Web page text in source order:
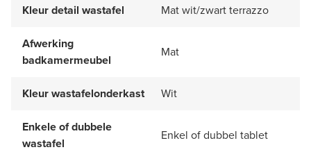
Kleur detail wastafel Mat wit/zwart terrazzo
Afwerking
badkamermeubel
Mat
Kleur wastafelonderkast Wit
Enkele of dubbele
wastafel
Enkel of dubbel tablet